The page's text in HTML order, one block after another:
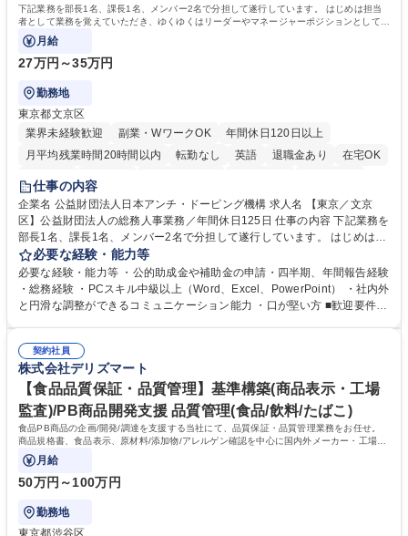
下記業務を部長1名、課長1名、メンバー2名で分担して遂行しています。 はじめは担当
者として業務を覚えていただき、ゆくゆくはリーダーやマネージャーポジションとして活
躍いただくことを期待しています。
月給
27万円～35万円
勤務地
東京都文京区
業界未経験歓迎
副業・WワークOK
年間休日120日以上
月平均残業時間20時間以内
転勤なし 英語 退職金あり
在宅OK
賞与あり
育休あり
食事補助あり
仕事の内容
企業名 公益財団法人日本アンチ・ドーピング機構 求人名 【東京／文京
区】公益財団法人の総務人事業務／年間休日125日 仕事の内容 下記業務を
部長1名、課長1名、メンバー2名で分担して遂行しています。 はじめは担
当者として業務を覚えていただき、ゆくゆくはリーダーやマネージャーポ
ジションとして活躍いただくことを期待しています。 【総務・人事グルー
プの業務内容】 ・人事制度関連 ・採用活動 ・教育研修の企画、実行 ・勤
怠管理 ・官公庁への各種提出 ・法定の会議運営（評議員会、理事会） ・
管理 ・福利厚生関連 ・職員からの問合せ、相談対応 ・その他日常の総務
業務全般 募集職種 【東京／文京区】公益財団法人の総務人事業務／年間
休日125日
必要な経験・能力等
必要な経験・能力等 ・公的助成金や補助金の申請・四半期、年間報告経験
・総務経験 ・PCスキル中級以上（Word、Excel、PowerPoint） ・社内外
と円滑な調整ができるコミュニケーション能力 ・口が堅い方 ■歓迎要件
契約社員
株式会社デリズマート
【食品品質保証・品質管理】基準構築(商品表示・工場
監査)/PB商品開発支援 品質管理(食品/飲料/たばこ)
食品PB商品の企画/開発/調達を支援する当社にて、品質保証・品質管理業務をお任せ。
商品規格書、食品表示、原材料/添加物/アレルゲン確認を中心に国内外メーカー・工場の
品質基準整備から発売後対応まで担います。
月給
50万円～100万円
勤務地
東京都渋谷区